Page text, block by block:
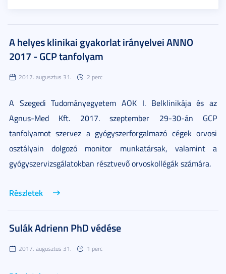
A helyes klinikai gyakorlat irányelvei ANNO
2017 - GCP tanfolyam
2017. augusztus 31. 2 perc
A Szegedi Tudományegyetem AOK I. Belklinikája és az
Agnus-Med Kft. 2017. szeptember 29-30-án GCP
tanfolyamot szervez a gyógyszerforgalmazó cégek orvosi
osztályain dolgozó monitor munkatársak, valamint a
gyógyszervizsgálatokban résztvevő orvoskollégák számára.
Részletek
Sulák Adrienn PhD védése
2017. augusztus 31. 1 perc